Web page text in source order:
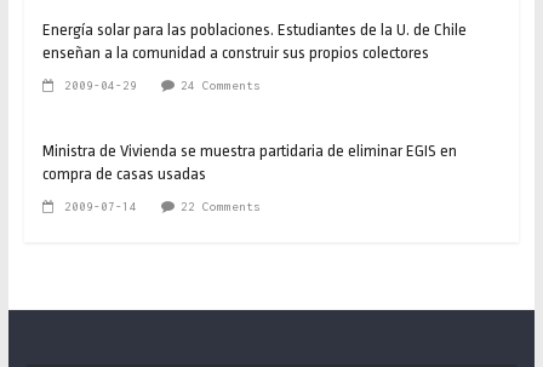
Energía solar para las poblaciones. Estudiantes de la U. de Chile
enseñan a la comunidad a construir sus propios colectores
2009-04-29 24 Comments
Ministra de Vivienda se muestra partidaria de eliminar EGIS en
compra de casas usadas
2009-07-14 22 Comments